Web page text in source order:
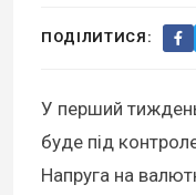
ПОДІЛИТИСЯ:
У перший
буде під
Напруга на